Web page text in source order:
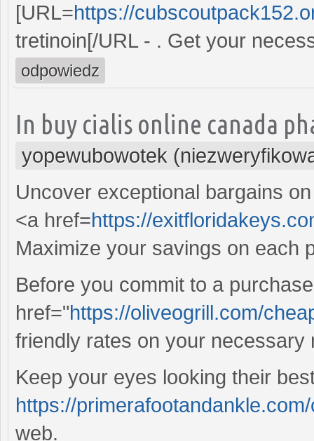
[URL=https://
tretinoin[/URL - . Get your
odpowiedz
In buy cialis online canada
yopewubowotek
Uncover exceptional bargains
<a href=https://
Maximize your savings on each
Before you commit to a
href="https://oliveogrill.com/
friendly rates on your necessary
Keep your eyes looking their
https://
web.